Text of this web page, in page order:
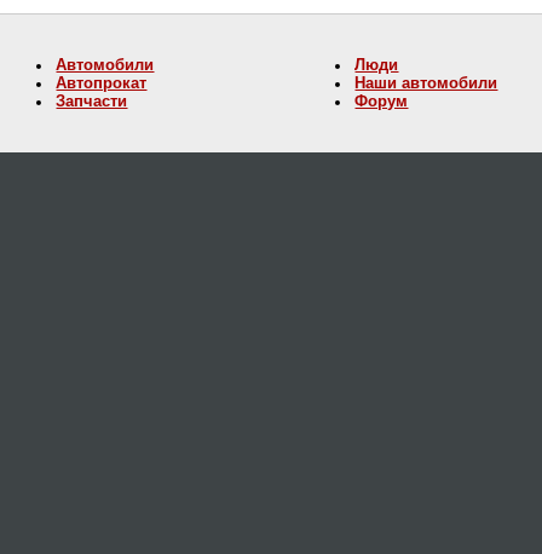
Автомобили
Автопрокат
Запчасти
Люди
Наши автомобили
Форум